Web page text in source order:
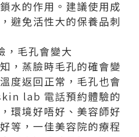
水的作用。建議使用成
避免活性大的保養品刺
，毛孔會變大
，蒸臉時毛孔的確會變
度返回正常，毛孔也會
lab 電話預約體驗的
環境好唔好、美容師好
等，一佳美容院的療程